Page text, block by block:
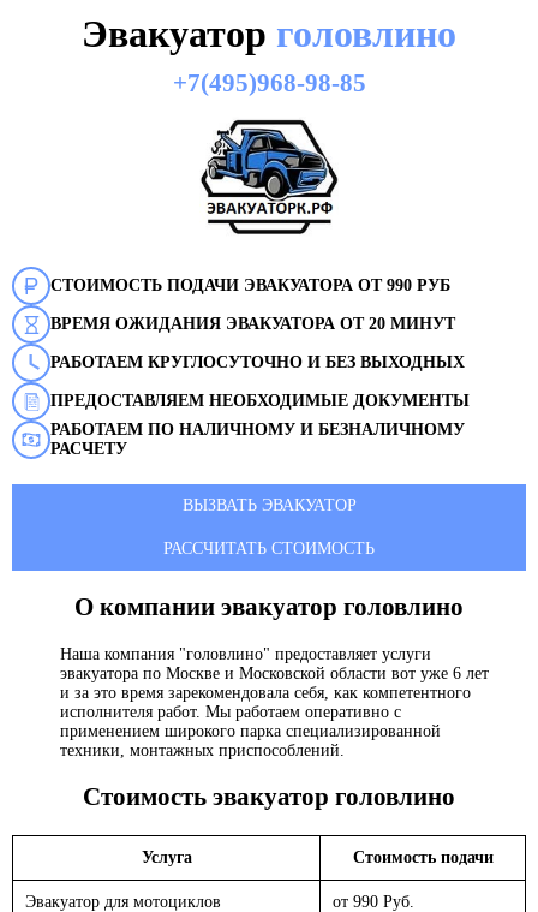
Эвакуатор головлино
+7(495)968-98-85
СТОИМОСТЬ ПОДАЧИ ЭВАКУАТОРА ОТ 990 РУБ
ВРЕМЯ ОЖИДАНИЯ ЭВАКУАТОРА ОТ 20 МИНУТ
РАБОТАЕМ КРУГЛОСУТОЧНО И БЕЗ ВЫХОДНЫХ
ПРЕДОСТАВЛЯЕМ НЕОБХОДИМЫЕ ДОКУМЕНТЫ
РАБОТАЕМ ПО НАЛИЧНОМУ И БЕЗНАЛИЧНОМУ
РАСЧЕТУ
ВЫЗВАТЬ ЭВАКУАТОР
РАССЧИТАТЬ СТОИМОСТЬ
О компании эвакуатор головлино
Наша компания "головлино" предоставляет услуги
эвакуатора по Москве и Московской области вот уже 6 лет
и за это время зарекомендовала себя, как компетентного
исполнителя работ. Мы работаем оперативно с
применением широкого парка специализированной
техники, монтажных приспособлений.
Стоимость эвакуатор головлино
Услуга Стоимость подачи
Эвакуатор для мотоциклов от 990 Руб.